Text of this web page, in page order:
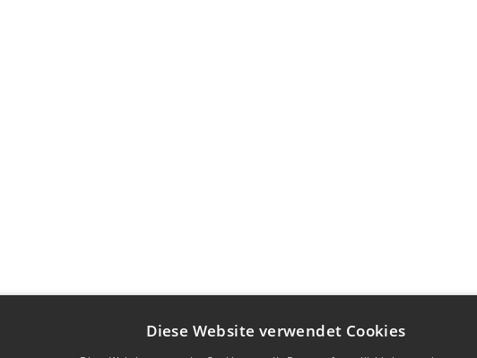
Diese Website verwendet Cookies